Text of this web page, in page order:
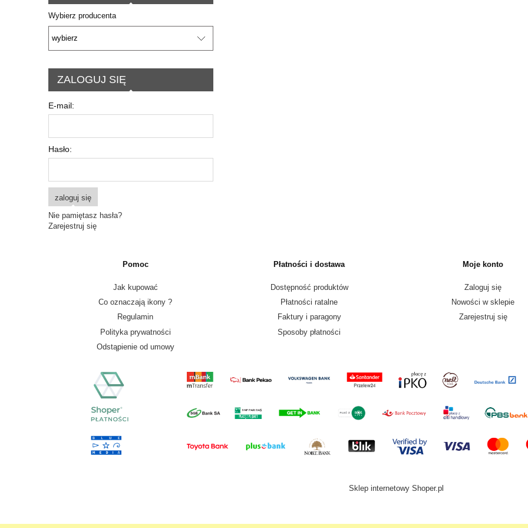
Wybierz producenta
ZALOGUJ SIĘ
E-mail:
Hasło:
zaloguj się
Nie pamiętasz hasła?
Zarejestruj się
Pomoc
Jak kupować
Co oznaczają ikony ?
Regulamin
Polityka prywatności
Odstąpienie od umowy
Płatności i dostawa
Dostępność produktów
Płatności ratalne
Faktury i paragony
Sposoby płatności
Moje konto
Zaloguj się
Nowości w sklepie
Zarejestruj się
Sklep internetowy Shoper.pl